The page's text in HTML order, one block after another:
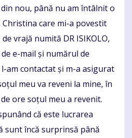
nou, până nu am întâlnit o
care mi-a povestit
vrajă numită DR ISIKOLO,
e-mail și numărul de
am contactat și m-a asigurat
meu va reveni la mine, în
ore soțul meu a revenit.
că este lucrarea
sunt încă surprinsă până